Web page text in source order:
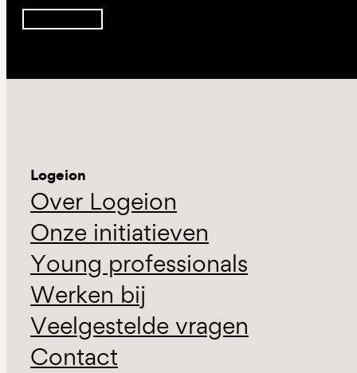
Logeion
Over Logeion
Onze initiatieven
Young professionals
Werken bij
Veelgestelde vragen
Contact